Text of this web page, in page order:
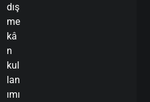
dış
me
kâ
n
kul
lan
ımı